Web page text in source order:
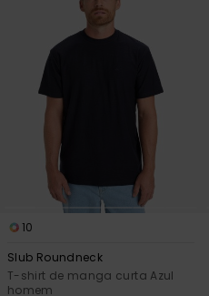
10
Slub Roundneck
T-shirt de manga curta Azul
homem